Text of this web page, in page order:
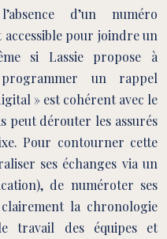
d’un numéro
pour joindre un
si Lassie propose à
un rappel
» est cohérent avec le
peut dérouter les assurés
Pour contourner cette
ses échanges via un
de numéroter ses
la chronologie
travail des équipes et